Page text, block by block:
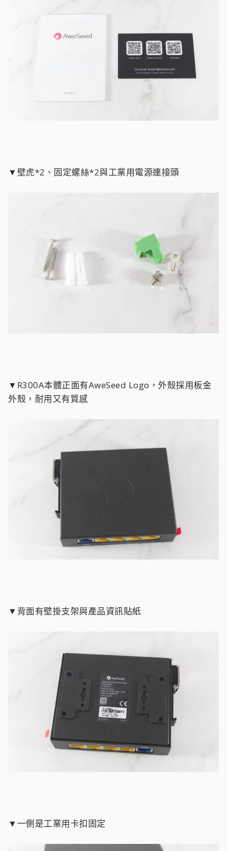
▼壁虎*2、固定螺絲*2與工業用電源連接頭
▼R300A本體正面有AweSeed Logo，外殼採用板金
外殼，耐用又有質感
▼背面有壁掛支架與產品資訊貼紙
▼一側是工業用卡扣固定